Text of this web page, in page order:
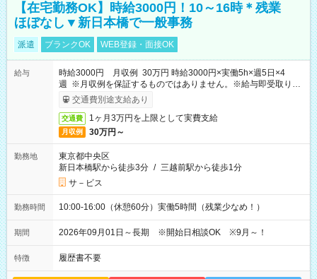
【在宅勤務OK】時給3000円！10～16時＊残業
ほぼなし▼新日本橋で一般事務
派遣 ブランクOK WEB登録・面接OK
給与
時給3000円 月収例 30万円 時給3000円×実働5h×週5日×4
週 ※月収例を保証するものではありません。※給与即受取りサ
ービス利用可（利用条件有）
交通費別途支給あり
交通費 1ヶ月3万円を上限として実費支給
月収例 30万円～
勤務地
東京都中央区
新日本橋駅から徒歩3分 / 三越前駅から徒歩1分
サ－ビス
勤務時間 10:00-16:00（休憩60分）実働5時間（残業少なめ！）
期間 2026年09月01日～長期 ※開始日相談OK ※9月～！
特徴 履歴書不要